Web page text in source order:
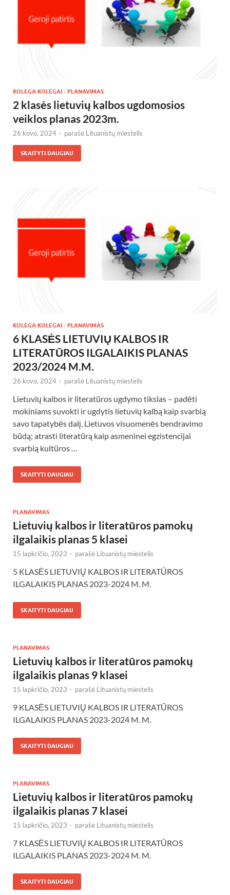
KOLEGA KOLEGAI / PLANAVIMAS
2 klasės lietuvių kalbos ugdomosios
veiklos planas 2023m.
26 kovo, 2024 - parašė Lituanistų miestelis
SKAITYTI DAUGIAU
KOLEGA KOLEGAI / PLANAVIMAS
6 KLASĖS LIETUVIŲ KALBOS IR
LITERATŪROS ILGALAIKIS PLANAS
2023/2024 M.M.
26 kovo, 2024 - parašė Lituanistų miestelis
Lietuvių kalbos ir literatūros ugdymo tikslas – padėti
mokiniams suvokti ir ugdytis lietuvių kalbą kaip svarbią
savo tapatybės dalį, Lietuvos visuomenės bendravimo
būdą; atrasti literatūrą kaip asmeninei egzistencijai
svarbią kultūros …
SKAITYTI DAUGIAU
PLANAVIMAS
Lietuvių kalbos ir literatūros pamokų
ilgalaikis planas 5 klasei
15 lapkričio, 2023 - parašė Lituanistų miestelis
5 KLASĖS LIETUVIŲ KALBOS IR LITERATŪROS
ILGALAIKIS PLANAS 2023-2024 M. M.
SKAITYTI DAUGIAU
PLANAVIMAS
Lietuvių kalbos ir literatūros pamokų
ilgalaikis planas 9 klasei
15 lapkričio, 2023 - parašė Lituanistų miestelis
9 KLASĖS LIETUVIŲ KALBOS IR LITERATŪROS
ILGALAIKIS PLANAS 2023-2024 M. M.
SKAITYTI DAUGIAU
PLANAVIMAS
Lietuvių kalbos ir literatūros pamokų
ilgalaikis planas 7 klasei
15 lapkričio, 2023 - parašė Lituanistų miestelis
7 KLASĖS LIETUVIŲ KALBOS IR LITERATŪROS
ILGALAIKIS PLANAS 2023-2024 M. M.
SKAITYTI DAUGIAU